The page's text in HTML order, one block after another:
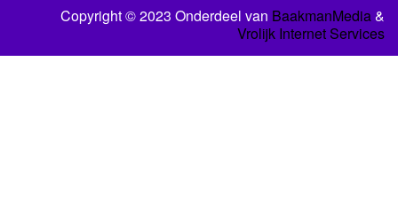
Copyright © 2023 Onderdeel van BaakmanMedia&
Vrolijk Internet Services